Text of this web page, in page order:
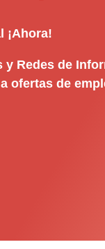
¡Ahora!
Redes de
ofertas de